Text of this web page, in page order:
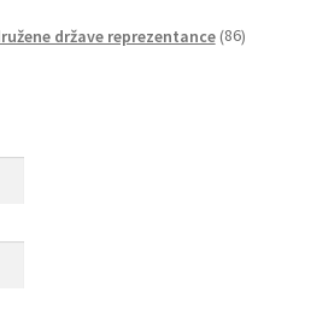
države reprezentance 86izdelkov